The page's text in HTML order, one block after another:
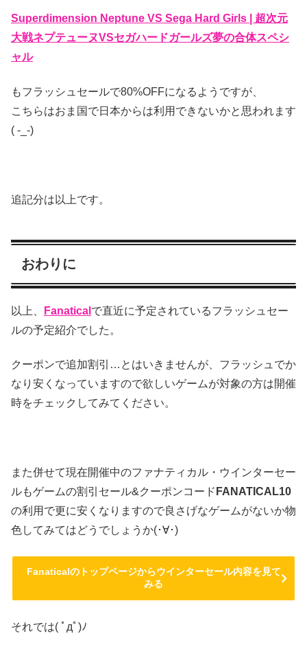
Superdimension Neptune VS Sega Hard Girls | 超次元
大戦ネプテューヌVSセガハードガールズ夢の合体スペシ
ャル
もフラッシュセールで80%OFFになるようですが、
こちらはおま国で日本からは利用できないかと思われます
( -_-)
追記分は以上です。
おわりに
以上、 Fanatical で直近に予定されているフラッシュセー
ルの予定紹介でした。
クーポンで追加割引…とはいきませんが、フラッシュでか
なり安くなっていますので欲しいゲームが対象の方は開催
時をチェックしてみてください。
また併せて現在開催中のファナティカル・ウインターセー
ルもゲームの割引セール&クーポンコード FANATICAL10
の利用で更に安くなりますので良さげなゲームがないか物
色してみてはどうでしょうか(･∀･)
Fanaticalのトップページからウインターセール内容を見て
みる
それでは( ﾟдﾟ)ﾉ